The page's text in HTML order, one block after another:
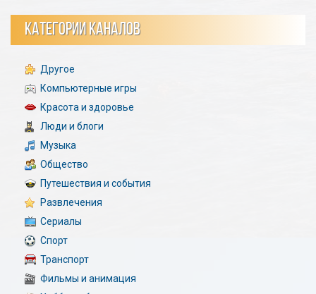
КАТЕГОРИИ КАНАЛОВ
Другое
Компьютерные игры
Красота и здоровье
Люди и блоги
Музыка
Общество
Путешествия и события
Развлечения
Сериалы
Спорт
Транспорт
Фильмы и анимация